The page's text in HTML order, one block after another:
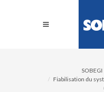
SOBEGI
Fiabilisation du